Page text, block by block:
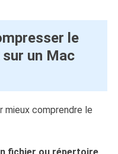
le
un Mac
mieux comprendre le
fichier ou répertoire